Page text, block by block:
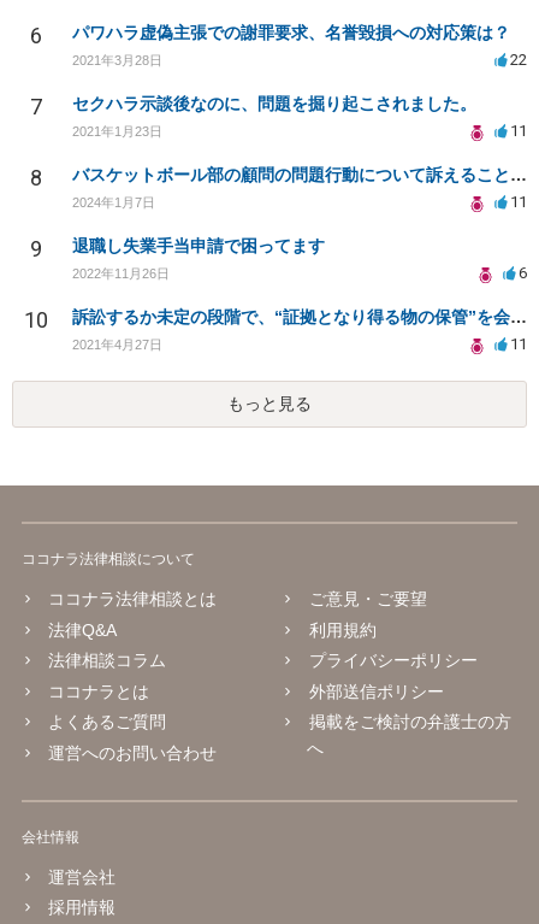
6 パワハラ虚偽主張での謝罪要求、名誉毀損への対応策は？
2021年3月28日 22
7 セクハラ示談後なのに、問題を掘り起こされました。
2021年1月23日 11
8 バスケットボール部の顧問の問題行動について訴えることは可能でしょうか？
2024年1月7日 11
9 退職し失業手当申請で困ってます
2022年11月26日 6
10 訴訟するか未定の段階で、“証拠となり得る物の保管”を会社に応じてもらえる方法は在りますか?
2021年4月27日 11
もっと見る
ココナラ法律相談について
ココナラ法律相談とは
法律Q&A
法律相談コラム
ココナラとは
よくあるご質問
運営へのお問い合わせ
ご意見・ご要望
利用規約
プライバシーポリシー
外部送信ポリシー
掲載をご検討の弁護士の方
へ
会社情報
運営会社
採用情報